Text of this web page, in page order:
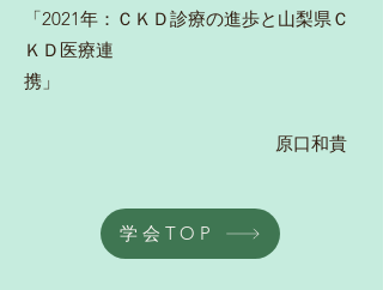
「2021年：ＣＫＤ診療の進歩と山梨県Ｃ
ＫＤ医療連
携」
原口和貴
学会TOP